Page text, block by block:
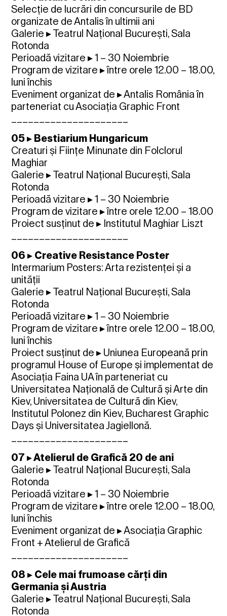
Selecție de lucrări din concursurile de BD
organizate de Antalis în ultimii ani
Galerie ▸ Teatrul Național București, Sala
Rotonda
Perioadă vizitare ▸ 1 – 30 Noiembrie
Program de vizitare ▸ între orele 12.00 – 18.00,
luni închis
Eveniment organizat de ▸ Antalis România în
parteneriat cu Asociația Graphic Front
05 ▸ Bestiarium Hungaricum
Creaturi și Ființe Minunate din Folclorul
Maghiar
Galerie ▸ Teatrul Național București, Sala
Rotonda
Perioadă vizitare ▸ 1 – 30 Noiembrie
Program de vizitare ▸ între orele 12.00 – 18.00
Proiect susținut de ▸ Institutul Maghiar Liszt
06 ▸ Creative Resistance Poster
Intermarium Posters: Arta rezistenței și a
unității
Galerie ▸ Teatrul Național București, Sala
Rotonda
Perioadă vizitare ▸ 1 – 30 Noiembrie
Program de vizitare ▸ între orele 12.00 – 18.00,
luni închis
Proiect susținut de ▸ Uniunea Europeană prin
programul House of Europe și implementat de
Asociația Faina UA în parteneriat cu
Universitatea Națională de Cultură și Arte din
Kiev, Universitatea de Cultură din Kiev,
Institutul Polonez din Kiev, Bucharest Graphic
Days și Universitatea Jagiellonă.
07 ▸ Atelierul de Grafică 20 de ani
Galerie ▸ Teatrul Național București, Sala
Rotonda
Perioadă vizitare ▸ 1 – 30 Noiembrie
Program de vizitare ▸ între orele 12.00 – 18.00,
luni închis
Eveniment organizat de ▸ Asociația Graphic
Front + Atelierul de Grafică
08 ▸ Cele mai frumoase cărți din
Germania și Austria
Galerie ▸ Teatrul Național București, Sala
Rotonda